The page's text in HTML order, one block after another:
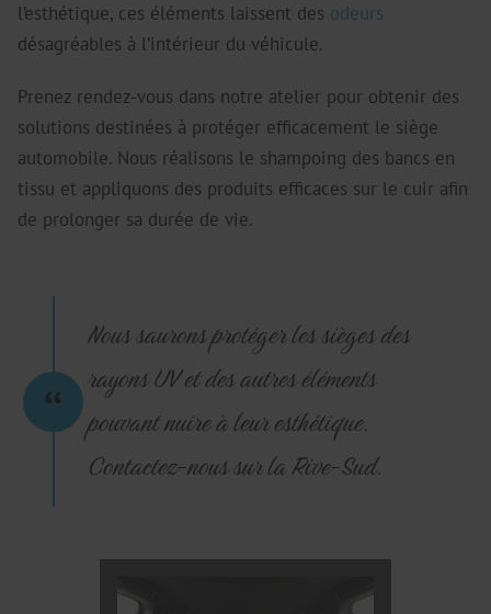
l’esthétique, ces éléments laissent des odeurs
désagréables à l’intérieur du véhicule.
Prenez rendez-vous dans notre atelier pour obtenir des
solutions destinées à protéger efficacement le siège
automobile. Nous réalisons le shampoing des bancs en
tissu et appliquons des produits efficaces sur le cuir afin
de prolonger sa durée de vie.
Nous saurons protéger les sièges des
rayons UV et des autres éléments
pouvant nuire à leur esthétique.
Contactez-nous sur la Rive-Sud.